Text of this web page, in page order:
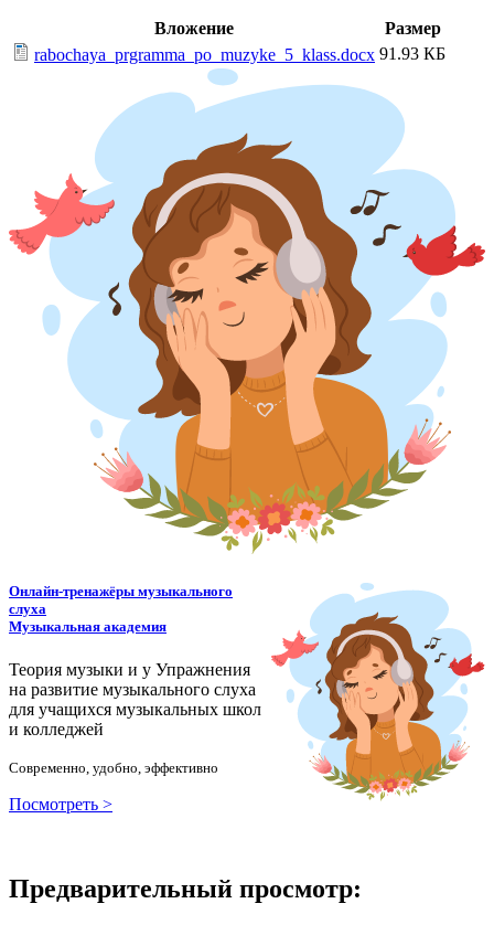
Вложение
Размер
rabochaya_prgramma_po_muzyke_5_klass.docx 91.93 КБ
Онлайн-тренажёры музыкального
слуха
Музыкальная академия
Теория музыки и у Упражнения
на развитие музыкального слуха
для учащихся музыкальных школ
и колледжей
Современно, удобно, эффективно
Посмотреть >
Предварительный просмотр: